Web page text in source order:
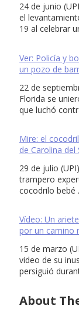
24 de junio
el
19 al celebrar
Ver: Policía y
un pozo de
22 de
Florida se
que luchó
Mire: el
de Carolina del
29 de julio
trampero
cocodrilo bebé
Vídeo: Un
por un camino
15 de marzo
video de su
persiguió
About